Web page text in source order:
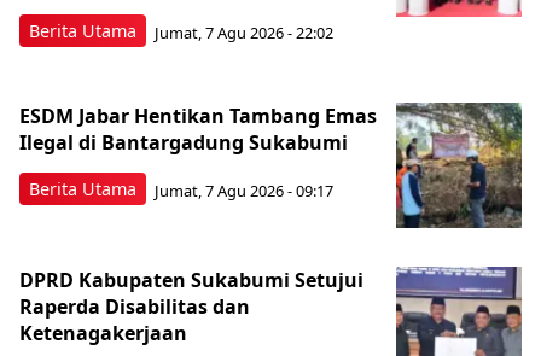
Berita Utama Jumat, 7 Agu 2026 - 22:02
Berita Utama
ESDM Jabar Hentikan Tambang Emas
Ilegal di Bantargadung Sukabumi
Jumat, 7 Agu 2026 - 09:17
DPRD Kabupaten Sukabumi Setujui
Raperda Disabilitas dan
Ketenagakerjaan